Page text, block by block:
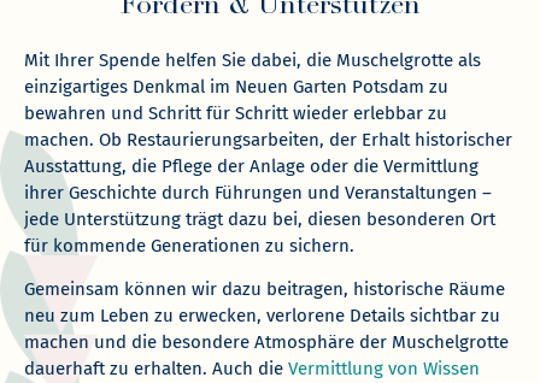
Fördern & Unterstützen
Mit Ihrer Spende helfen Sie dabei, die Muschelgrotte als
einzigartiges Denkmal im Neuen Garten Potsdam zu
bewahren und Schritt für Schritt wieder erlebbar zu
machen. Ob Restaurierungsarbeiten, der Erhalt historischer
Ausstattung, die Pflege der Anlage oder die Vermittlung
ihrer Geschichte durch Führungen und Veranstaltungen –
jede Unterstützung trägt dazu bei, diesen besonderen Ort
für kommende Generationen zu sichern.
Gemeinsam können wir dazu beitragen, historische Räume
neu zum Leben zu erwecken, verlorene Details sichtbar zu
machen und die besondere Atmosphäre der Muschelgrotte
dauerhaft zu erhalten. Auch die Vermittlung von Wissen